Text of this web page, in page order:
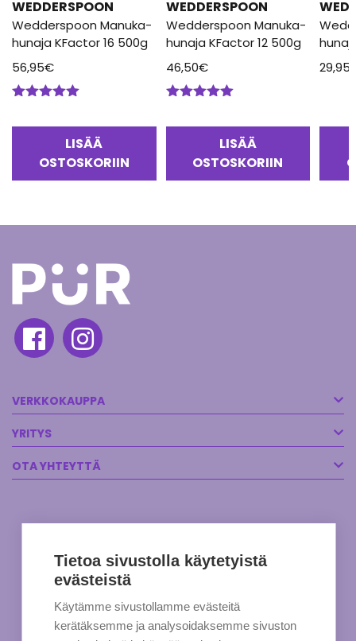
WEDDERSPOON
Wedderspoon Manuka-
hunaja KFactor 16 500g
56,95€
LISÄÄ
OSTOSKORIIN
WEDDERSPOON
Wedderspoon Manuka-
hunaja KFactor 12 500g
46,50€
LISÄÄ
OSTOSKORIIN
29,95
VERKKOKAUPPA
YRITYS
OTA YHTEYTTÄ
Tietoa sivustolla käytetyistä
evästeistä
Käytämme sivustollamme evästeitä
kerätäksemme ja analysoidaksemme sivuston